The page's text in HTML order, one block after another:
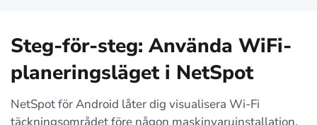
Steg-för-steg: Använda WiFi-
planeringsläget i NetSpot
NetSpot för Android låter dig visualisera Wi-Fi